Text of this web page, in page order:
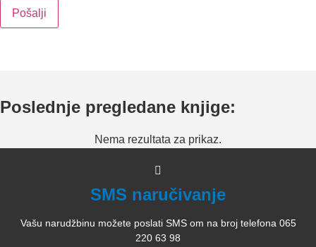
Poslednje pregledane knjige:
Nema rezultata za prikaz.
SMS naručivanje
Vašu narudžbinu možete poslati SMS om na broj telefona 065
220 63 98